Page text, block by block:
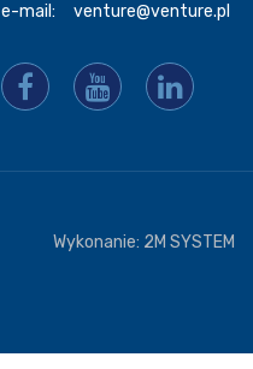
e-mail:
venture@venture.pl
Wykonanie: 2M SYSTEM